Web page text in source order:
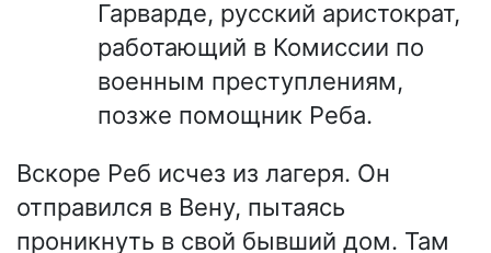
Гарварде, русский аристократ,
работающий в Комиссии по
военным преступлениям,
позже помощник Реба.
Вскоре Реб исчез из лагеря. Он
отправился в Вену, пытаясь
проникнуть в свой бывший дом. Там